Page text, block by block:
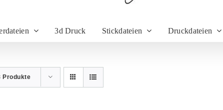
3d Druck Stickdateien Druckdateien
Produkte